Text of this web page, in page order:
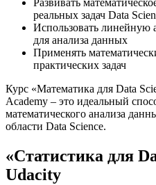
Развивать
реальных задач Data
Использовать линейную
для анализа данных
Применять
практических задач
Курс «Математика для Data
Academy ‒ это идеальный
математического анализа
области Data Science.​
«Статистика для
Udacity